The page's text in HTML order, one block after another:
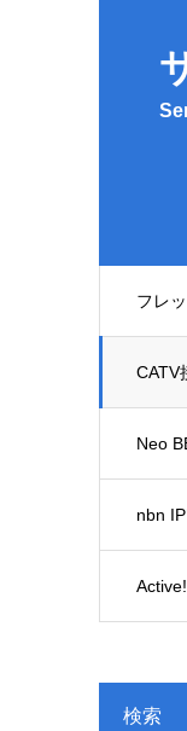
フレ
CATV
Neo
nbn
検索